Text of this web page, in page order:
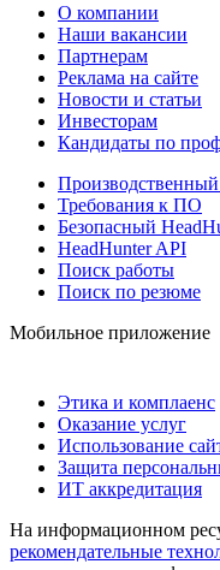
О компании
Наши вакансии
Партнерам
Реклама на сайте
Новости и статьи
Инвесторам
Кандидаты по
Производственный
Требования к ПО
Безопасный
HeadHunter API
Поиск работы
Поиск по резюме
Мобильное приложение
Этика и комплаенс
Оказание услуг
Использование
Защита
ИТ аккредитация
На информационном
рекомендательные